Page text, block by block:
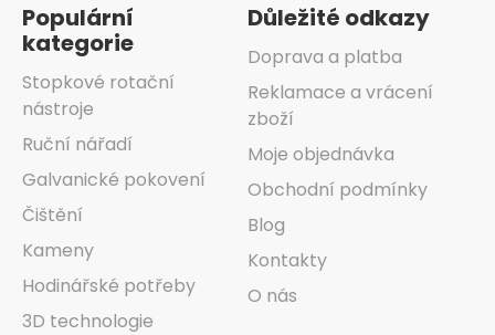
Populární
kategorie
Stopkové rotační
nástroje
Ruční nářadí
Galvanické pokovení
Čištění
Kameny
Hodinářské potřeby
3D technologie
Důležité odkazy
Doprava a platba
Reklamace a vrácení
zboží
Moje objednávka
Obchodní podmínky
Blog
Kontakty
O nás